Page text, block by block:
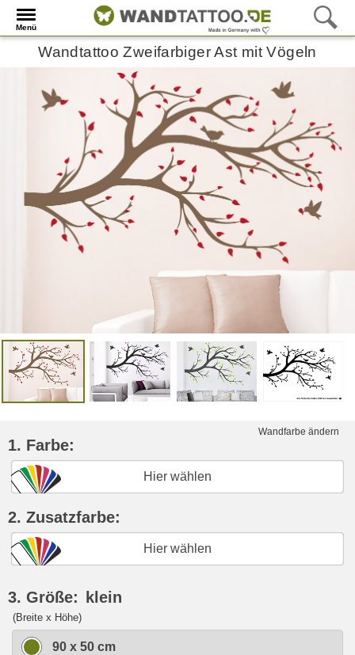
Menü
Wandtattoo Zweifarbiger Ast mit Vögeln
Wandfarbe ändern
1. Farbe:
Hier wählen
2. Zusatzfarbe:
Hier wählen
3. Größe: klein
(Breite x Höhe)
90 x 50 cm